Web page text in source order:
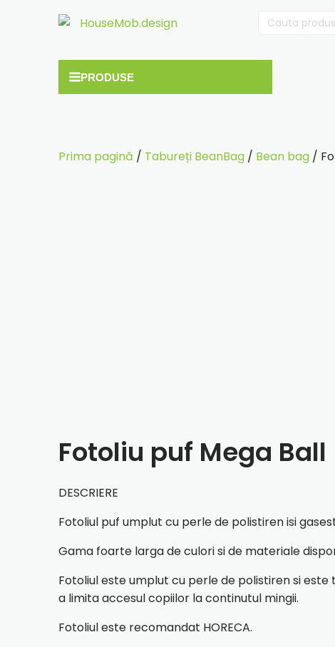
Cauta
Prima pagină / Tabureți BeanBag / Bean bag /
Fotoliu puf Mega
DESCRIERE
Fotoliul puf umplut cu perle de polistiren isi
Gama foarte larga de culori si de materiale
Fotoliul este umplut cu perle de polistiren si
a limita accesul copiilor la continutul mingii.
Fotoliul este recomandat HORECA.